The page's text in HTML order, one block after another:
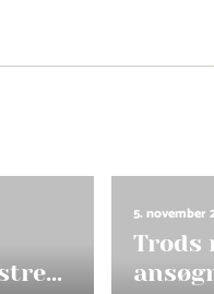
5. november
Trods